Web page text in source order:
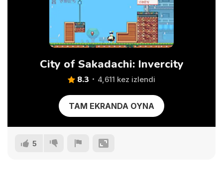
City of Sakadachi: Invercity
8.3 4,611 kez izlendi
TAM EKRANDA OYNA
5